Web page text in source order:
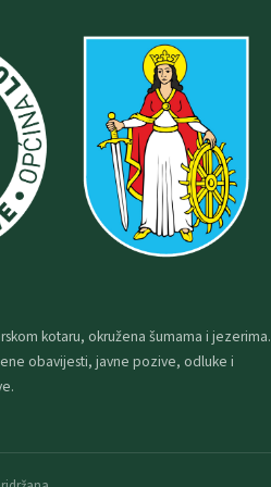
kotaru, okružena šumama i jezerima.
obavijesti, javne pozive, odluke i